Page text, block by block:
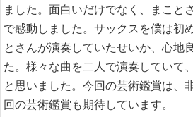
ました。面白いだけでなく、まこと
で感動しました。サックスを僕は初
とさんが演奏していたせいか、心地
た。様々な曲を二人で演奏していて
と思いました。今回の芸術鑑賞は、
回の芸術鑑賞も期待しています。